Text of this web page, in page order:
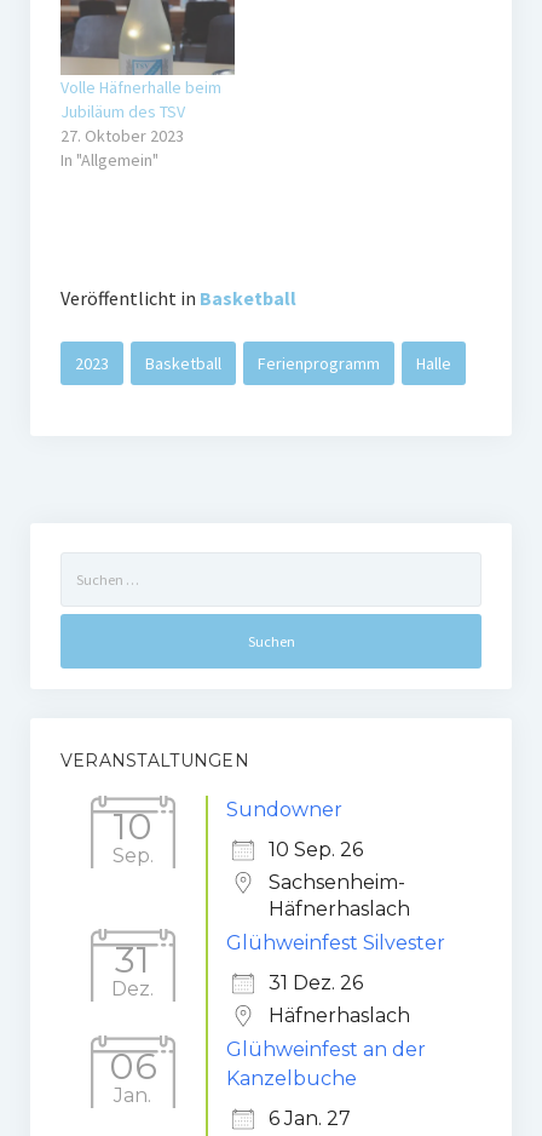
Volle Häfnerhalle beim
Jubiläum des TSV
27. Oktober 2023
In "Allgemein"
Veröffentlicht in Basketball
2023 Basketball Ferienprogramm Halle
nach:
VERANSTALTUNGEN
10
Sep.
Sundowner
10 Sep. 26
Sachsenheim-
Häfnerhaslach
31
Dez.
Glühweinfest Silvester
31 Dez. 26
Häfnerhaslach
06
Jan.
Glühweinfest an der
Kanzelbuche
6 Jan. 27